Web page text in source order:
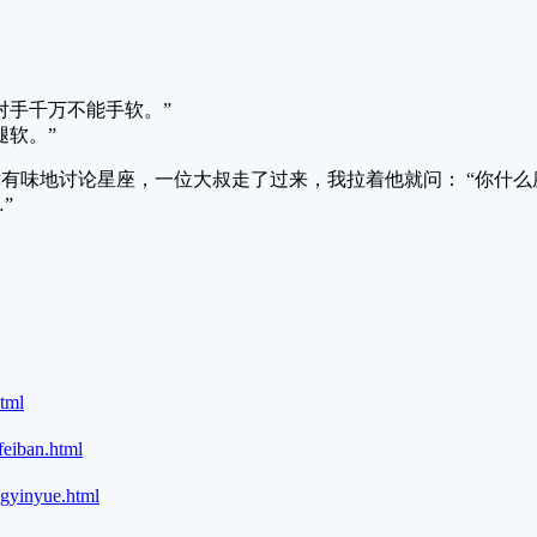
手千万不能手软。”
软。”
味地讨论星座，一位大叔走了过来，我拉着他就问： “你什